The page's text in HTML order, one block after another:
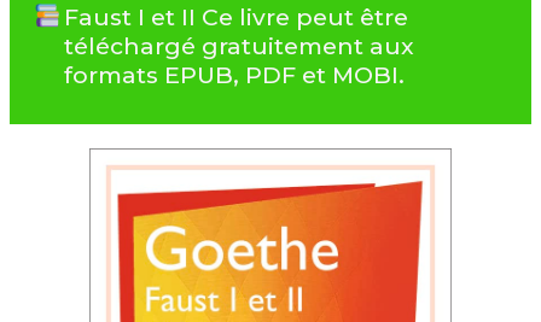
Faust I et II Ce livre peut être
téléchargé gratuitement aux
formats EPUB, PDF et MOBI.